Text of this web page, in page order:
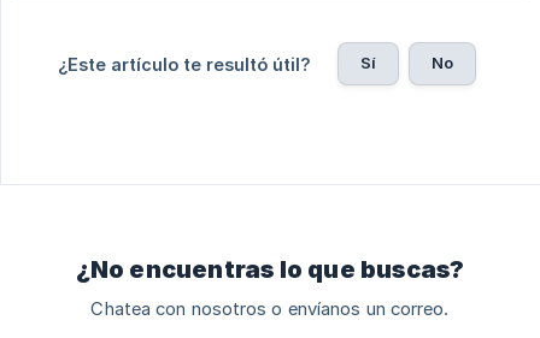
¿Este artículo te resultó útil? Sí No
¿No encuentras lo que buscas?
Chatea con nosotros o envíanos un correo.